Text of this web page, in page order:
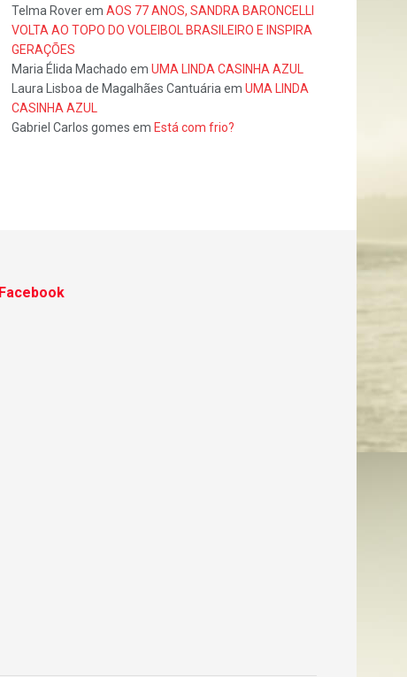
Telma Roverem AOS 77 ANOS, SANDRA BARONCELLI
VOLTA AO TOPO DO VOLEIBOL BRASILEIRO E INSPIRA
GERAÇÕES
Maria Élida Machado em UMA LINDA CASINHA AZUL
Laura Lisboa de Magalhães Cantuáriaem UMA LINDA
CASINHA AZUL
Gabriel Carlos gomes em Está com frio?
Facebook